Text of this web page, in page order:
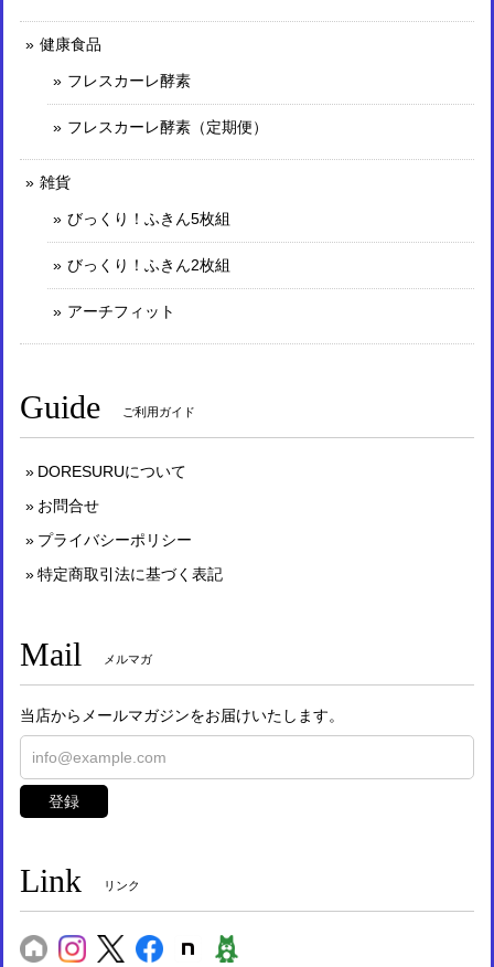
健康食品
フレスカーレ酵素
フレスカーレ酵素（定期便）
雑貨
びっくり！ふきん5枚組
びっくり！ふきん2枚組
アーチフィット
Guide ご利用ガイド
DORESURUについて
お問合せ
プライバシーポリシー
特定商取引法に基づく表記
Mail メルマガ
当店からメールマガジンをお届けいたします。
登録
Link リンク